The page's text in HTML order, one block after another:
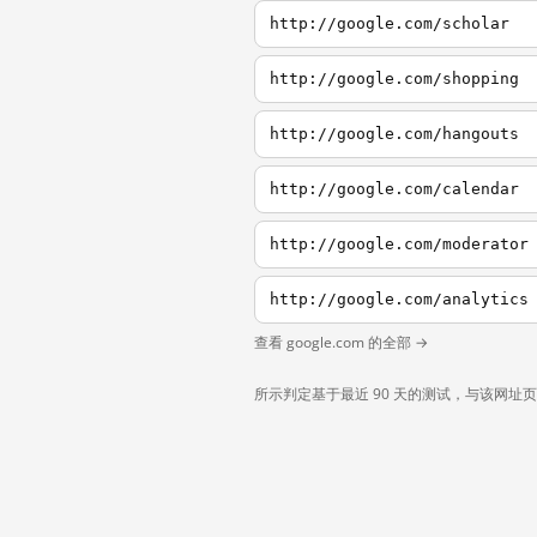
http://google.com/scholar
http://google.com/shopping
http://google.com/hangouts
http://google.com/calendar
http://google.com/moderator
http://google.com/analytics
查看 google.com 的全部 →
所示判定基于最近 90 天的测试，与该网址页